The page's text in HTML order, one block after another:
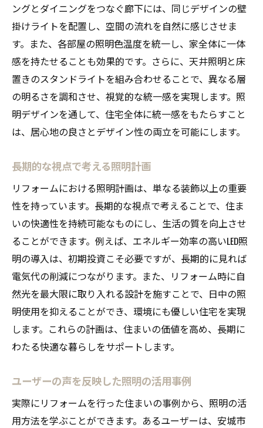
ングとダイニングをつなぐ廊下には、同じデザインの壁
掛けライトを配置し、空間の流れを自然に感じさせま
す。また、各部屋の照明色温度を統一し、家全体に一体
感を持たせることも効果的です。さらに、天井照明と床
置きのスタンドライトを組み合わせることで、異なる層
の明るさを調和させ、視覚的な統一感を実現します。照
明デザインを通して、住宅全体に統一感をもたらすこと
は、居心地の良さとデザイン性の両立を可能にします。
長期的な視点で考える照明計画
リフォームにおける照明計画は、単なる装飾以上の重要
性を持っています。長期的な視点で考えることで、住ま
いの快適性を持続可能なものにし、生活の質を向上させ
ることができます。例えば、エネルギー効率の高いLED照
明の導入は、初期投資こそ必要ですが、長期的に見れば
電気代の削減につながります。また、リフォーム時に自
然光を最大限に取り入れる設計を施すことで、日中の照
明使用を抑えることができ、環境にも優しい住宅を実現
します。これらの計画は、住まいの価値を高め、長期に
わたる快適な暮らしをサポートします。
ユーザーの声を反映した照明の活用事例
実際にリフォームを行った住まいの事例から、照明の活
用方法を学ぶことができます。あるユーザーは、安城市